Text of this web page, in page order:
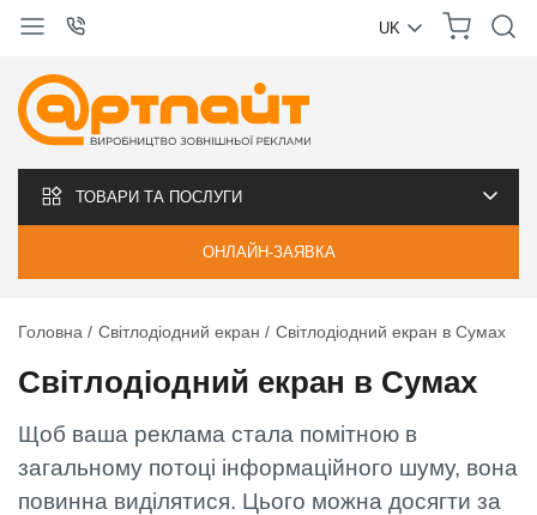
UK
ТОВАРИ ТА ПОСЛУГИ
ОНЛАЙН-ЗАЯВКА
Головна Світлодіодний екран Світлодіодний екран в Сумах
Світлодіодний екран в Сумах
Щоб ваша реклама стала помітною в
загальному потоці інформаційного шуму, вона
повинна виділятися. Цього можна досягти за